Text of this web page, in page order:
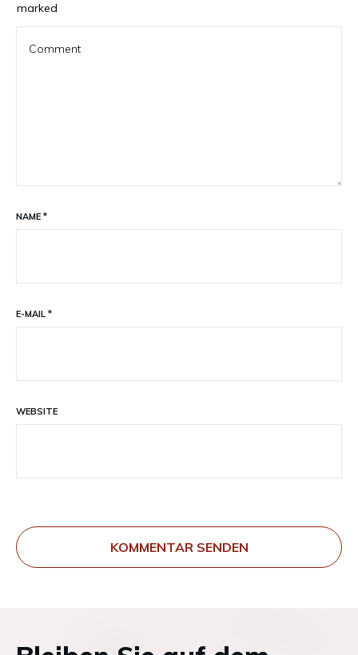
marked
NAME *
E-MAIL *
WEBSITE
KOMMENTAR SENDEN